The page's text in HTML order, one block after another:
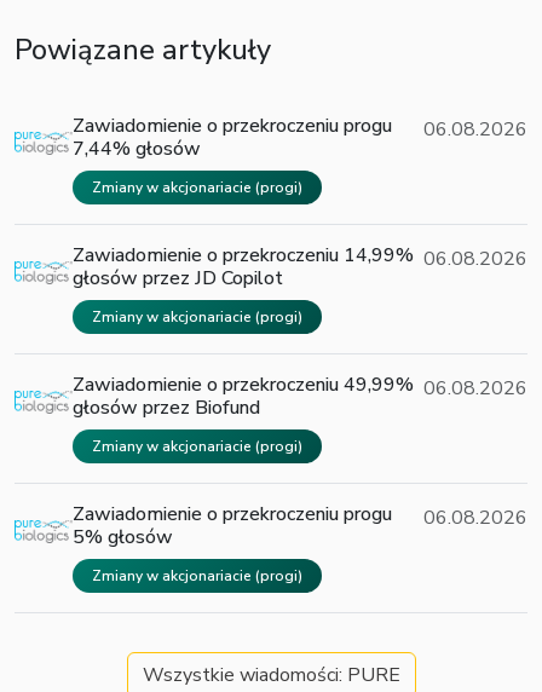
Powiązane artykuły
Zawiadomienie o przekroczeniu progu
7,44% głosów
Zmiany w akcjonariacie (progi)
06.08.2026
Zawiadomienie o przekroczeniu 14,99%
głosów przez JD Copilot
Zmiany w akcjonariacie (progi)
06.08.2026
Zawiadomienie o przekroczeniu 49,99%
głosów przez Biofund
Zmiany w akcjonariacie (progi)
06.08.2026
Zawiadomienie o przekroczeniu progu
5% głosów
Zmiany w akcjonariacie (progi)
06.08.2026
Wszystkie wiadomości: PURE